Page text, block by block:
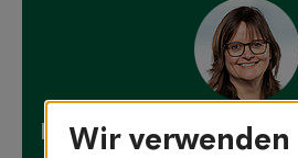
Die Expertin zum Thema
Wir verwenden